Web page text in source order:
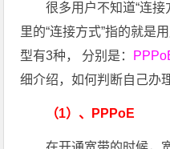
很多用户不知道“连
里的“连接方式”指的就是
型有3种， 分别是：
细介绍，如何判断自己办
（1）、PPPoE